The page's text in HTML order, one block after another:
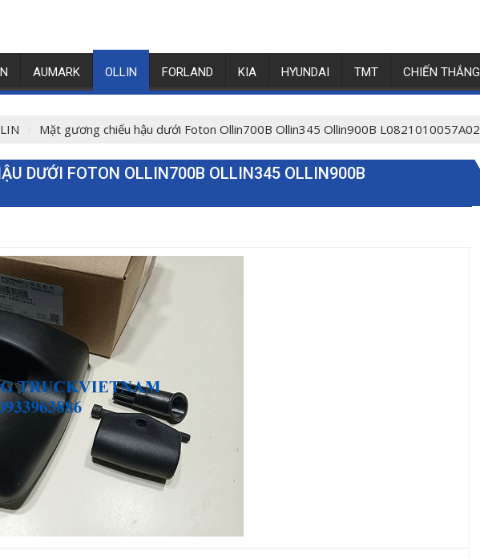
AUMARK OLLIN FORLAND KIA HYUNDAI TMT CHIẾN THẮNG
Mặt gương chiếu hậu dưới Foton Ollin700B Ollin345 Ollin900B L0821010057A02
DƯỚI FOTON OLLIN700B OLLIN345 OLLIN900B